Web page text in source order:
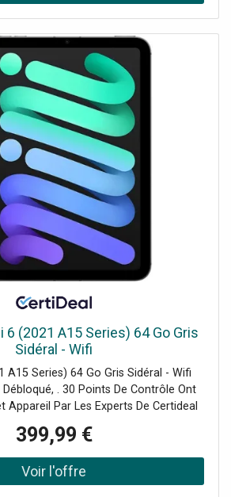
6 (2021 A15 Series) 64 Go Gris
Sidéral - Wifi
A15 Series) 64 Go Gris Sidéral - Wifi
. 30 Points De Contrôle Ont
Appareil Par Les Experts De Certideal
399,99 €